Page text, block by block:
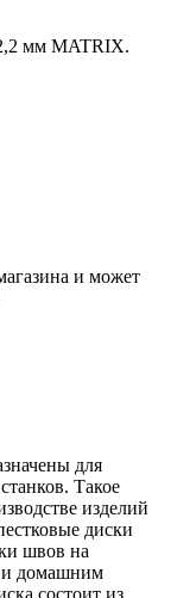
мм MATRIX.
и может
для
Такое
изделий
диски
швов на
и домашним
состоит из